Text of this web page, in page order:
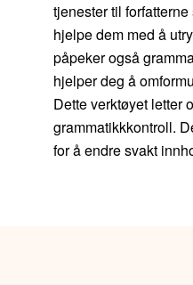
tjenester til
hjelpe dem med å
påpeker også
hjelper deg å
Dette verktøyet letter
grammatikkkontroll.
for å endre svakt